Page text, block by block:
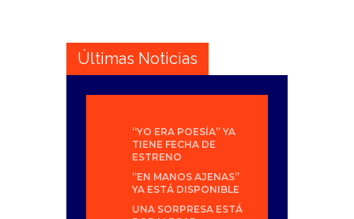
Últimas Noticias
“YO ERA POESÍA” YA
TIENE FECHA DE
ESTRENO
“EN MANOS AJENAS”
YA ESTÁ DISPONIBLE
UNA SORPRESA ESTÁ